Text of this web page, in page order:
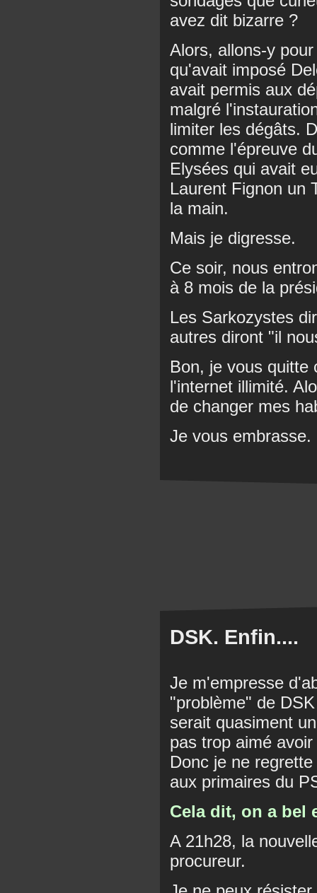
avez dit bizarre ?
Alors, allons-y
qu'avait imposé
avait permis aux
malgré
limiter les dégâts.
comme l'épreuve
Elysées qui avait
Laurent Fignon un
la main.
Mais je digresse.
Ce soir, nous
à 8 mois de la
Les Sarkozystes
autres diront "il
Bon, je vous quitte
l'internet illimité.
de changer mes
Je vous embrasse.
DSK. Enfin....
Je m'empresse
"problème" de
serait quasiment
pas trop aimé
Donc je ne
aux primaires du
Cela dit, on a bel
A 21h28, la
procureur.